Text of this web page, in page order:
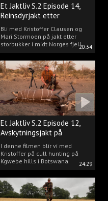
20:34
Et Jaktliv S.2 Episode 14,
Reinsdyrjakt etter
storbukker.
Bli med Kristoffer Clausen og
Mari Stormoen på jakt etter
storbukker i midt Norges fjell.
24:29
Et Jaktliv S.2 Episode 12,
Avskytningsjakt på
antiloper i Botswana
I denne filmen blir vi med
Kristoffer på cull hunting på
Kgwebe hills i Botswana.